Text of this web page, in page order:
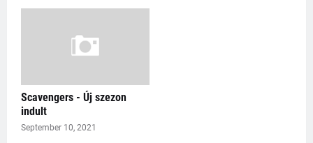
Scavengers - Új szezon
indult
September 10, 2021